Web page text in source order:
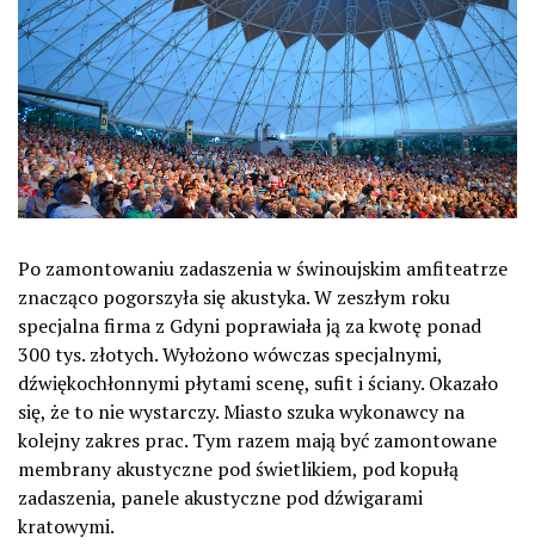
Po zamontowaniu zadaszenia w świnoujskim amfiteatrze
znacząco pogorszyła się akustyka. W zeszłym roku
specjalna firma z Gdyni poprawiała ją za kwotę ponad
300 tys. złotych. Wyłożono wówczas specjalnymi,
dźwiękochłonnymi płytami scenę, sufit i ściany. Okazało
się, że to nie wystarczy. Miasto szuka wykonawcy na
kolejny zakres prac. Tym razem mają być zamontowane
membrany akustyczne podświetlikiem, pod kopułą
zadaszenia, panele akustyczne pod dźwigarami
kratowymi.